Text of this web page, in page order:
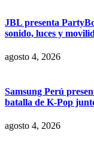
JBL presenta
sonido, luces y
agosto 4, 2026
Samsung Perú
batalla de K-Pop
agosto 4, 2026